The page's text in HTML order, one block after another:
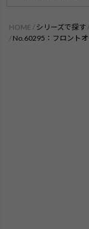
HOME シリーズで探す
No.60295：フロント